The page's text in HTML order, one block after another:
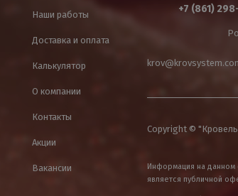
Наши работы
Доставка и оплата
Калькулятор
О компании
Контакты
Акции
Вакансии
+7 (861)
Copyright ©
Информация на данном
является публичной